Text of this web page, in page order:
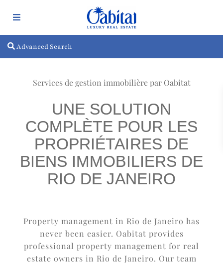
Advanced Search
Services de gestion immobilière par Oabitat
UNE SOLUTION
COMPLÈTE POUR LES
PROPRIÉTAIRES DE
BIENS IMMOBILIERS DE
RIO DE JANEIRO
Property management in Rio de Janeiro has
never been easier. Oabitat provides
professional property management for real
estate owners in Rio de Janeiro. Our team